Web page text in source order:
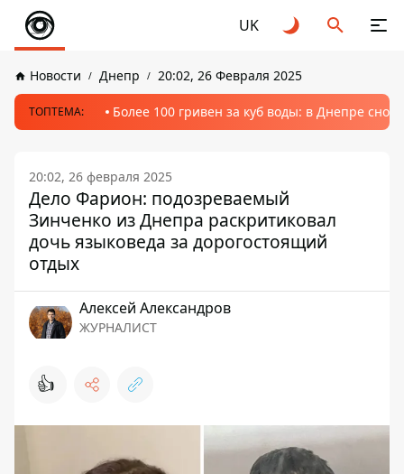
UK
Новости Днепр 20:02, 26 Февраля 2025
ТОПТЕМА: Более 100 гривен за куб воды: в Днепре
20:02, 26 февраля 2025
Дело Фарион: подозреваемый
Зинченко из Днепра раскритиковал
дочь языковеда за дорогостоящий
отдых
Алексей Александров
ЖУРНАЛИСТ
👍